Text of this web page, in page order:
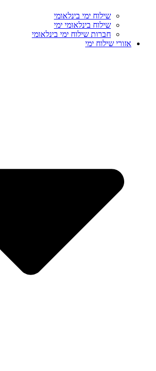
שילוח ימי בינלאומי
שילוח בינלאומי ימי
חברות שילוח ימי בינלאומי
אזורי שילוח ימי